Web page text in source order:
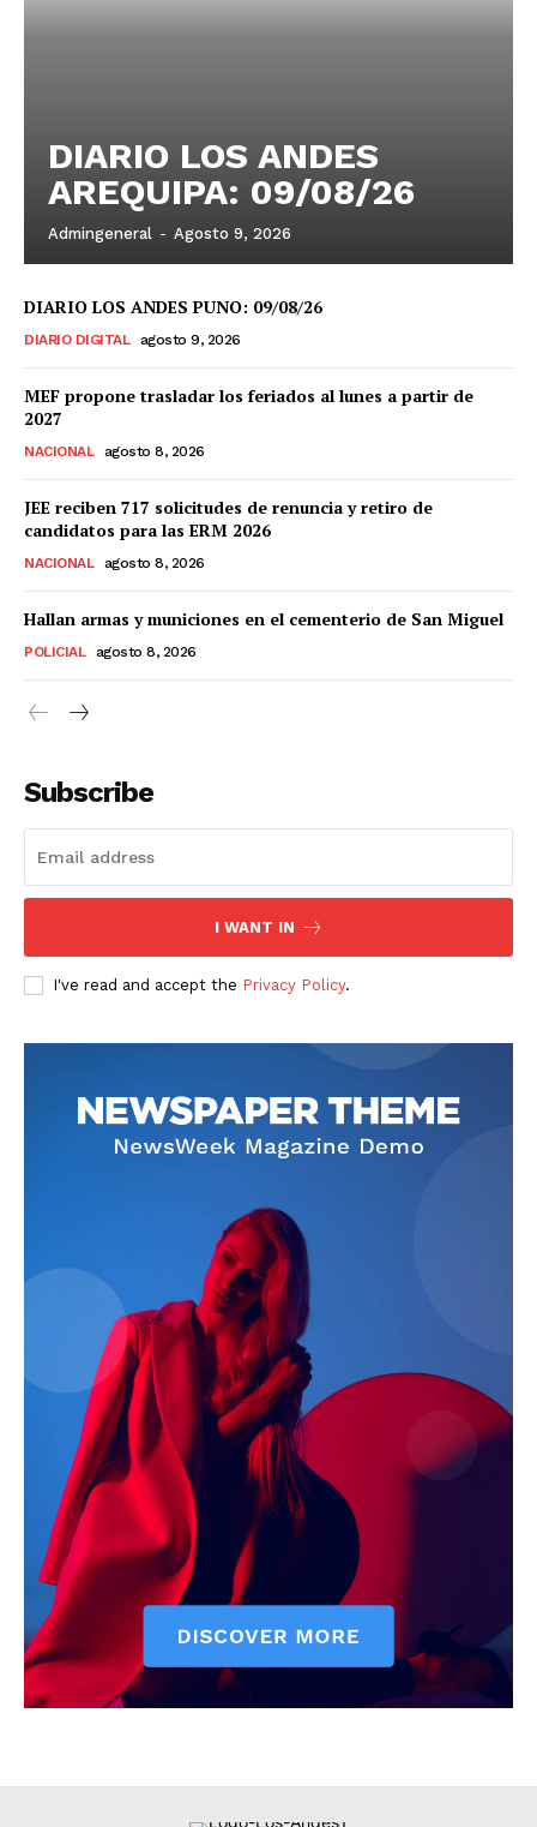
SUSCRIBETE
Nosotros
DIARIO LOS ANDES
AREQUIPA: 09/08/26
Admingeneral - Agosto 9, 2026
DIARIO LOS ANDES PUNO: 09/08/26
DIARIO DIGITAL agosto 9, 2026
MEF propone trasladar los feriados al lunes a partir de
2027
NACIONAL agosto 8, 2026
JEE reciben 717 solicitudes de renuncia y retiro de
candidatos para las ERM 2026
NACIONAL agosto 8, 2026
Hallan armas y municiones en el cementerio de San Miguel
POLICIAL agosto 8, 2026
Subscribe
I WANT IN
I've read and accept the Privacy Policy.